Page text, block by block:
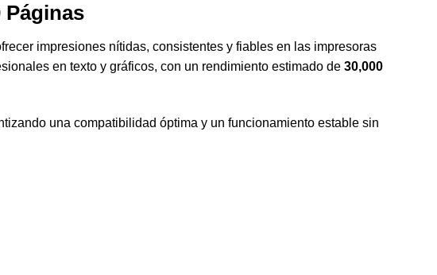
Páginas
impresiones nítidas, consistentes y fiables en las impresoras
en texto y gráficos, con un rendimiento estimado de 30,000
una compatibilidad óptima y un funcionamiento estable sin